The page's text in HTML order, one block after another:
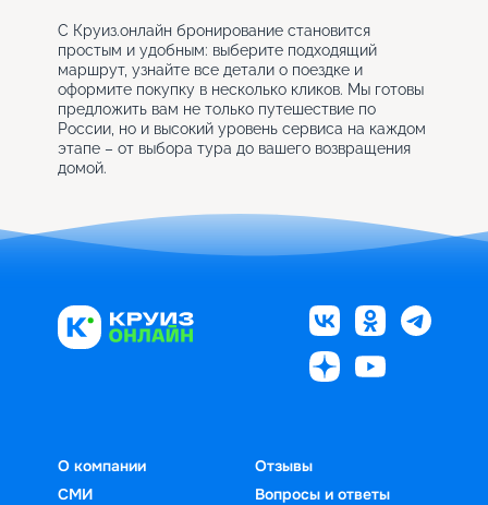
С Круиз.онлайн бронирование становится
простым и удобным: выберите подходящий
маршрут, узнайте все детали о поездке и
оформите покупку в несколько кликов. Мы готовы
предложить вам не только путешествие по
России, но и высокий уровень сервиса на каждом
этапе – от выбора тура до вашего возвращения
домой.
О компании
СМИ
Отзывы
Вопросы и ответы